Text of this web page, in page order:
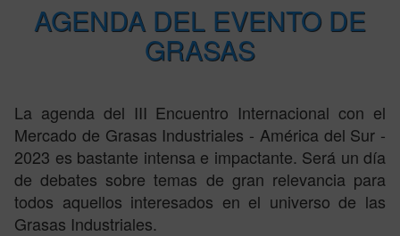
AGENDA DEL EVENTO DE
GRASAS
La agenda del III Encuentro Internacional con el
Mercado de Grasas Industriales - América del Sur -
2023 es bastante intensa e impactante. Será un día
de debates sobre temas de gran relevancia para
todos aquellos interesados en el universo de las
Grasas Industriales.